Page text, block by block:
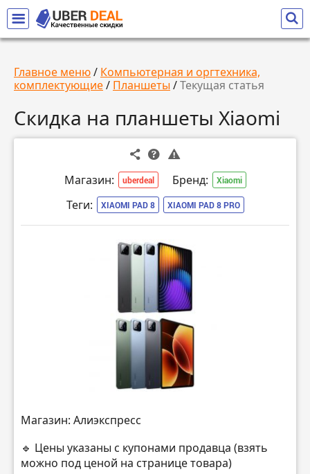
Главное меню/ Компьютерная и оргтехника,
комплектующие/ Планшеты /Текущая статья
Скидка на планшеты Xiaomi
Магазин: uberdeal Бренд: Xiaomi
Теги: XIAOMI PAD 8 XIAOMI PAD 8 PRO
Магазин: Алиэкспресс
🔹 Цены указаны с купонами продавца (взять
можно под ценой на странице товара)